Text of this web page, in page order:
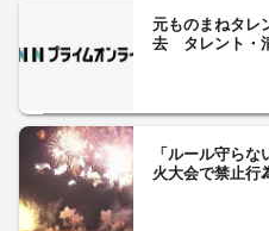
元ものまねタレ
去 タレント・
「ルール守ら
火大会で禁止